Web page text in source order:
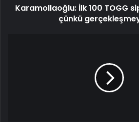
Karamollaoğlu: İlk 100 TOGG
çünkü